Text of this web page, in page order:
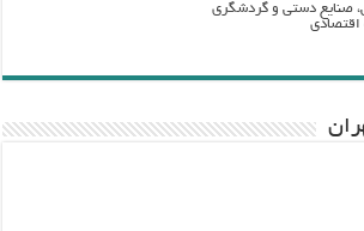
صنایع دستی و گردشگري
اقتصادی